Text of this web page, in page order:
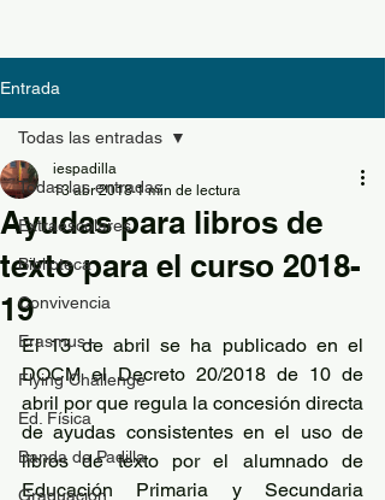
Entrada
Todas las entradas
Extraescolares
Biblioteca
Convivencia
Erasmus+
Flying Challenge
Ed. Física
Banda de Padilla
Graduación
Todas las entradas
Ayudas para libros de
texto para el curso 2018-
19
iespadilla
13 abr 2018 1 min de lectura
El 13 de abril se ha publicado en el
DOCM el Decreto 20/2018 de 10 de
abril por que regula la concesión directa
de ayudas consistentes en el uso de
libros de texto por el alumnado de
Educación Primaria y Secundaria